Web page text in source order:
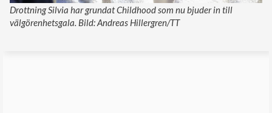
Drottning Silvia har grundat Childhood som nu bjuder in till
välgörenhetsgala. Bild: Andreas Hillergren/TT